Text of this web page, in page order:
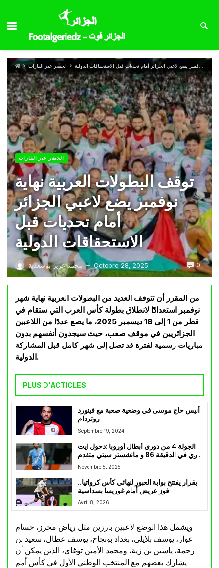
الخضر عبر القارات توقف البطولات العربية نهاية نوفمبر يضع لاعبي الجزائر أمام تحديات قبل الاستحقاقات الدولية
الخضر عبر القارات
توقف البطولات العربية نهاية
نوفمبر يضع لاعبي الجزائر
أمام تحديات قبل
الاستحقاقات الدولية
محمد عزيز بوسعدية — Octobre 28, 2025 0
من المقرر أن تتوقف العديد من البطولات العربية نهاية شهر
نوفمبر استعدادًا لانطلاق بطولة كأس العرب التي ستقام في
قطر من 1 إلى 18 ديسمبر 2025، ما يضع عددًا من اللاعبين
الجزائريين في موقف صعب، حيث سيجدون أنفسهم بدون
مباريات رسمية لفترة قد تصل إلى شهر كامل قبل المشاركة
الدولية.
PLUS D'ACTICLES
أنيس حاج موسى في وضعية صعبة مع فينورد
روتردام
Septembre 19, 2024
الجولة 4 من دوري أبطال أوروبا :دخول ايت
نوري في الدقيقة 86 و مانشستر سيتي متقدم
بثلاثية مقابل هدف أمام دورتموند
Novembre 5, 2025
بقرار يفتتح بوابة العبور لنهائي كأس كرواتيا..
فوز عريض أمام غوريسا بسداسية
Avril 8, 2026
ويشمل هذا الوضع لاعبين بارزين مثل رياض محرز، حسام
عوار، يوسف بلايلي، بغداد بونجاح، يوسف عطال، سعيد بن
رحمة، ياسين بن زية، ومحمد الأمين توغاي، الذين يمكن أن
يشارك بعضهم مع المنتخب الوطني الأول في كأس أمم